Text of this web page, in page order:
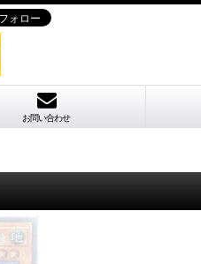
お問い合わせ